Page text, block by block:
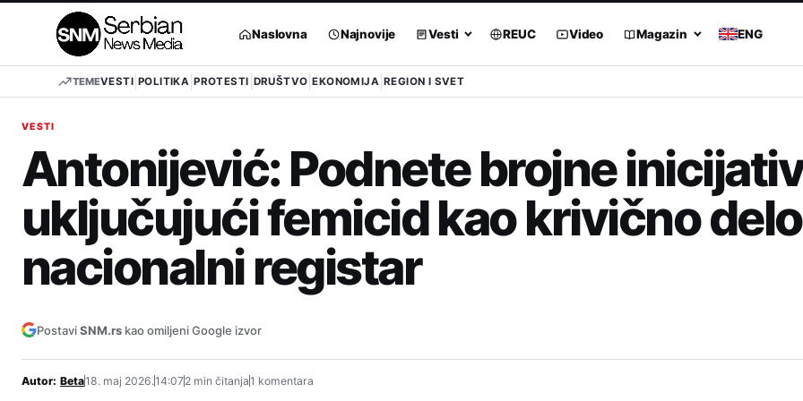
Naslovna Najnovije Vesti REUC Video Magazin ENG
TEMEVESTI POLITIKA PROTESTI DRUŠTVO EKONOMIJA REGION I SVET
VESTI
Antonijević: Podnete brojne
uključujući femicid kao krivično
nacionalni registar
PostaviSNM.rs kao omiljeni Google izvor
Autor: Beta18. maj 2026.14:072 min čitanja1 komentara